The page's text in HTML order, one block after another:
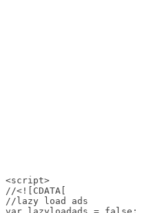
<script>
//<![CDATA[
//lazy load ads